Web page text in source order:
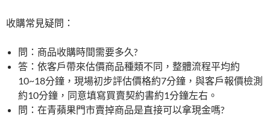
收購常見疑問：
問：商品收購時間需要多久?
答：依客戶帶來估價商品種類不同，整體流程平均約
10~18分鐘，現場初步評估價格約7分鐘，與客戶報價檢測
約10分鐘，同意填寫買賣契約書約1分鐘左右。
問：在青蘋果門市賣掉商品是直接可以拿現金嗎?